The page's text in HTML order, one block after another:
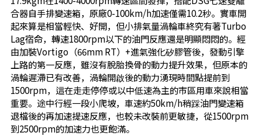
合器自手排變速箱，原廠0-100km/h加速僅需10.2秒。實車開
起來算是相當輕快、好開，但小排氣量渦輪車終究有著Turbo
Lag宿命，轉速1800rpm以下的油門反應還是明顯悶悶的。經
由加裝Vortigo（66mm RT）+進氣強化矽膠管後，發動引擎
上路的第一反應，雖沒有脫胎換骨的動力提升效果，但原本的
渦輪遲滯已有改善，渦輪開啟後的動力湧現時間點提前到
1500rpm，這在走走停停或以中低速為主的市區用車來說相當
重要。途中行經一段小爬坡，車速約50km/h稍踩油門變速箱
退檔後的再加速提速反應，也較未改裝前更敏捷，從1500rpm
到2500rpm的加速力也更飽滿。